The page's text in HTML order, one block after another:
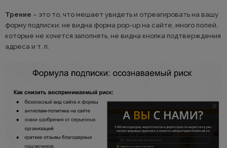
Трение – это то, что мешает увидеть и отреагировать на вашу
форму подписки: не видна форма pop-up на сайте, много полей,
которые не хочется заполнять, не видна кнопка подтверждения
адреса и т. п.